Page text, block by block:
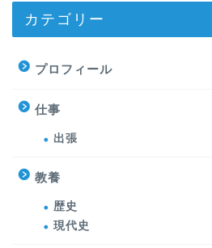
カテゴリー
プロフィール
仕事
出張
教養
歴史
現代史